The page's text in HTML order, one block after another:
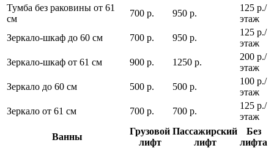
Тумба без раковины от 61
см
700 р. 950 р.
125 р./
этаж
Зеркало-шкаф до 60 см
700 р. 950 р.
125 р./
этаж
Зеркало-шкаф от 61 см
900 р. 1250 р.
200 р./
этаж
Зеркало до 60 см
500 р. 500 р.
100 р./
этаж
Зеркало от 61 см
700 р. 700 р.
125 р./
этаж
Ванны
Грузовой
лифт
Пассажирский
лифт
Без
лифта